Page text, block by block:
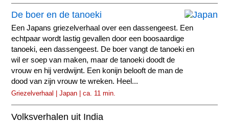
De boer en de tanoeki
Een Japans griezelverhaal over een dassengeest. Een
echtpaar wordt lastig gevallen door een boosaardige
tanoeki, een dassengeest. De boer vangt de tanoeki en
wil er soep van maken, maar de tanoeki doodt de
vrouw en hij verdwijnt. Een konijn belooft de man de
dood van zijn vrouw te wreken. Heel...
Griezelverhaal | Japan | ca. 11 min.
Volksverhalen uit India